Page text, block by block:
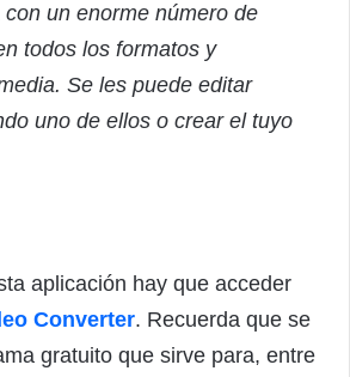
un enorme número de
todos los formatos y
Se les puede editar
uno de ellos o crear el tuyo
aplicación hay que acceder
Converter. Recuerda que se
gratuito que sirve para, entre